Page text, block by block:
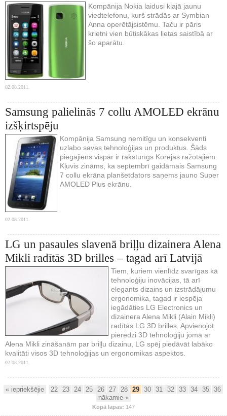
Kompānija Nokia laidusi klajā jaunu
viedtelefonu, kurš strādās ar Symbian
Anna operētājsistēmu. Taču ir pāris
krietni vien būtiskākas lietas saistībā ar
šo aparātu.
02.08.2011.
Samsung palielinās 7 collu AMOLED ekrānu
izšķirtspēju
Kompānija Samsung nemitīgu un konsekventi
uzlabo savas tehnoloģijas un produktus. Šāds
piegājiens vispār ir raksturīgs Korejas ražotājiem.
Kļuvis zināms, ka septembrī gaidāmais Samsung
7 collu ekrāna planšetdators saņems jauno Super
AMOLED Plus ekrānu.
02.08.2011.
LG un pasaules slavenā briļļu dizainera Alena
Mikli radītās 3D brilles – tagad arī Latvijā
Tiem, kuriem vienlīdz svarīgas kā
tehnoloģiju inovācijas, tā arī
elegants dizains un izstrādājumu
ergonomika, tagad ir iespēja
iegādāties LG Electronics un
dizainera Alena Mikli (Alain Mikli)
radītās LG 3D brilles. Apvienojot
pieredzi 3D tehnoloģiju jomā ar
Alena Mikli zināšanām par briļļu dizainu, LG spēj piedāvāt labāko
kvalitāti visos 3D tehnoloģijas un ergonomikas aspektos.
02.08.2011.
« iepriekšējie 22 23 24 25 26 27 28 29 30 31 32 33 34 35 36
nākamie »
Kopā lapas: 147